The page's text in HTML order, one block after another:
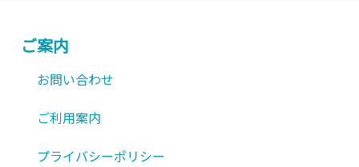
ご案内
お問い合わせ
ご利用案内
プライバシーポリシー